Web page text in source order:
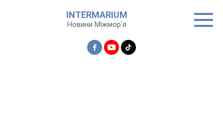
INTERMARIUM
Новини Міжмор'я